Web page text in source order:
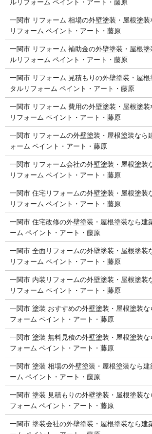
ルリフォーム ペイント・アート・藤原
一関市 リフォーム 相場の外壁塗装・屋根塗
リフォーム ペイント・アート・藤原
一関市 リフォーム 補助金の外壁塗装・屋根塗
ルリフォーム ペイント・アート・藤原
一関市 リフォーム 見積もりの外壁塗装・屋
タルリフォーム ペイント・アート・藤原
一関市 リフォーム 費用の外壁塗装・屋根塗
リフォーム ペイント・アート・藤原
一関市 リフォームの外壁塗装・屋根塗装なら
ォーム ペイント・アート・藤原
一関市 リフォーム会社の外壁塗装・屋根塗装
リフォーム ペイント・アート・藤原
一関市 住宅リフォームの外壁塗装・屋根塗装
リフォーム ペイント・アート・藤原
一関市 住宅改修の外壁塗装・屋根塗装なら建
ーム ペイント・アート・藤原
一関市 全面リフォームの外壁塗装・屋根塗装
リフォーム ペイント・アート・藤原
一関市 内装リフォームの外壁塗装・屋根塗装
リフォーム ペイント・アート・藤原
一関市 塗装 おすすめの外壁塗装・屋根塗装な
フォーム ペイント・アート・藤原
一関市 塗装 無料見積の外壁塗装・屋根塗装な
フォーム ペイント・アート・藤原
一関市 塗装 相場の外壁塗装・屋根塗装なら建
ーム ペイント・アート・藤原
一関市 塗装 見積もりの外壁塗装・屋根塗装な
フォーム ペイント・アート・藤原
一関市 塗装会社の外壁塗装・屋根塗装なら建